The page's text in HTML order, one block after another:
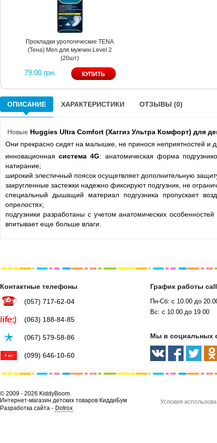
Прокладки урологические TENA
(Тена) Men для мужчин Level 2
(20шт)
79.00 грн.
ОПИСАНИЕ ХАРАКТЕРИСТИКИ ОТЗЫВЫ (0)
Новые Huggies Ultra Comfort (Хаггиз Ультра Комфорт) для
Они прекрасно сидят на малышке, не принося неприятностей и
инновационная система 4G: анатомическая форма
натирание;
широкий элестичный поясок осущетвляет дополнительную
закругленные застежки надежно фиксируют подгузник, не
специальный дышащий материал подгузника пропускает
опрелостях;
подгузники разработаны с учетом анатомических
впитывает еще больше влаги.
Контактные телефоны
(057) 717-62-04
(063) 188-84-85
(067) 579-58-86
(099) 646-10-60
График работы
Пн-Сб: с 10.00 до
Вс: с 10.00 до 19.00
Мы в социальных
© 2009 - 2026 KiddyBoom.
Интернет-магазин детских товаров КиддиБум
Разработка сайта - Dotrox
Условия